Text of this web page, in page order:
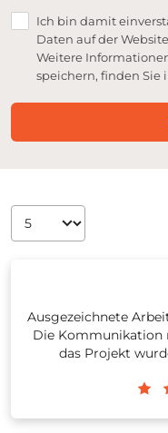
Ich bin damit
Daten auf der
Weitere
speichern, finden Sie
Ausgezeichnete
Die Kommunikation
das Projekt